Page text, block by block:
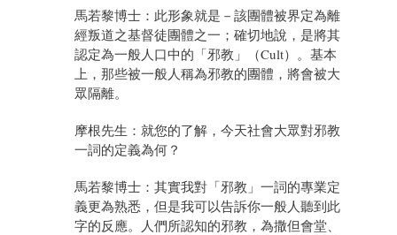
馬若黎博士：此形象就是－該團體被界定為離
經叛道之基督徒團體之一；確切地說，是將其
認定為一般人口中的「邪教」（Cult）。基本
上，那些被一般人稱為邪教的團體，將會被大
眾隔離。
摩根先生：就您的了解，今天社會大眾對邪教
一詞的定義為何？
馬若黎博士：其實我對「邪教」一詞的專業定
義更為熟悉，但是我可以告訴你一般人聽到此
字的反應。人們所認知的邪教，為撒但會堂、